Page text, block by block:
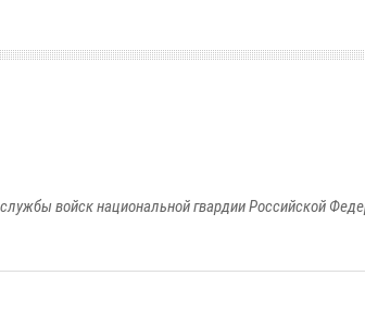
войск национальной гвардии Российской